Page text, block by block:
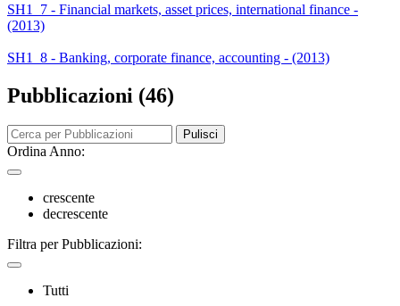
SH1_7 - Financial markets, asset prices, international finance -
(2013)
SH1_8 - Banking, corporate finance, accounting - (2013)
Pubblicazioni (46)
Pulisci
Ordina Anno:
crescente
decrescente
Filtra per Pubblicazioni:
Tutti